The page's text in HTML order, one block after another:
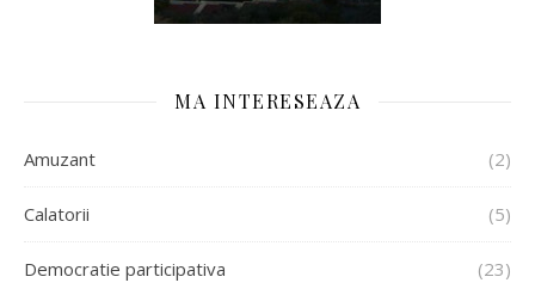
MA INTERESEAZA
Amuzant (2)
Calatorii (5)
Democratie participativa (23)